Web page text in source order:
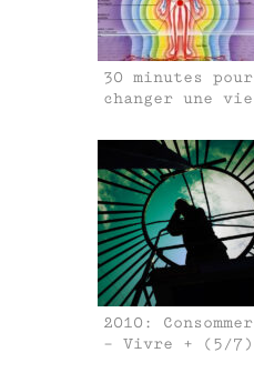
30 minutes pour
changer une vie
2010: Consommer
– Vivre + (5/7)